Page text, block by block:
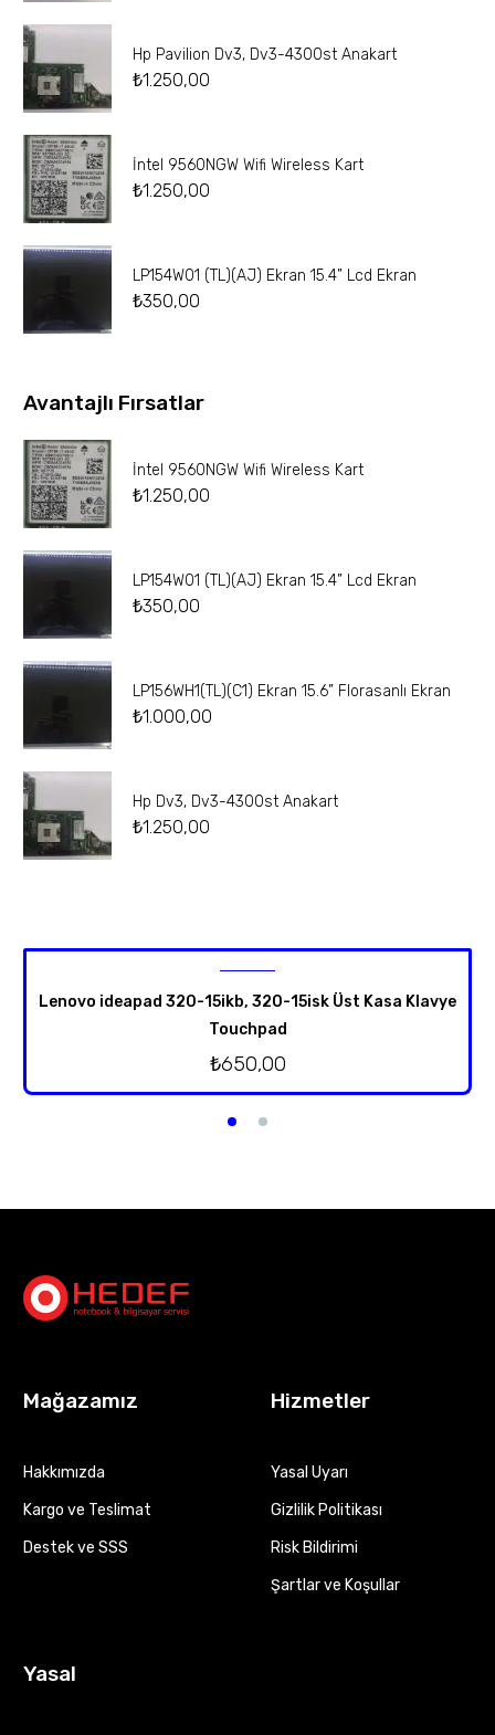
Hp Pavilion Dv3, Dv3-4300st Anakart
₺1.250,00
İntel 9560NGW Wifi Wireless Kart
₺1.250,00
LP154W01 (TL)(AJ) Ekran 15.4” Lcd Ekran
₺350,00
Avantajlı Fırsatlar
İntel 9560NGW Wifi Wireless Kart
₺1.250,00
LP154W01 (TL)(AJ) Ekran 15.4” Lcd Ekran
₺350,00
LP156WH1(TL)(C1) Ekran 15.6” Florasanlı Ekran
₺1.000,00
Hp Dv3, Dv3-4300st Anakart
₺1.250,00
Lenovo ideapad 320-15ikb, 320-15isk Üst Kasa Klavye
Touchpad
₺650,00
Mağazamız
Hakkımızda
Kargo ve Teslimat
Destek ve SSS
Hizmetler
Yasal Uyarı
Gizlilik Politikası
Risk Bildirimi
Şartlar ve Koşullar
Yasal